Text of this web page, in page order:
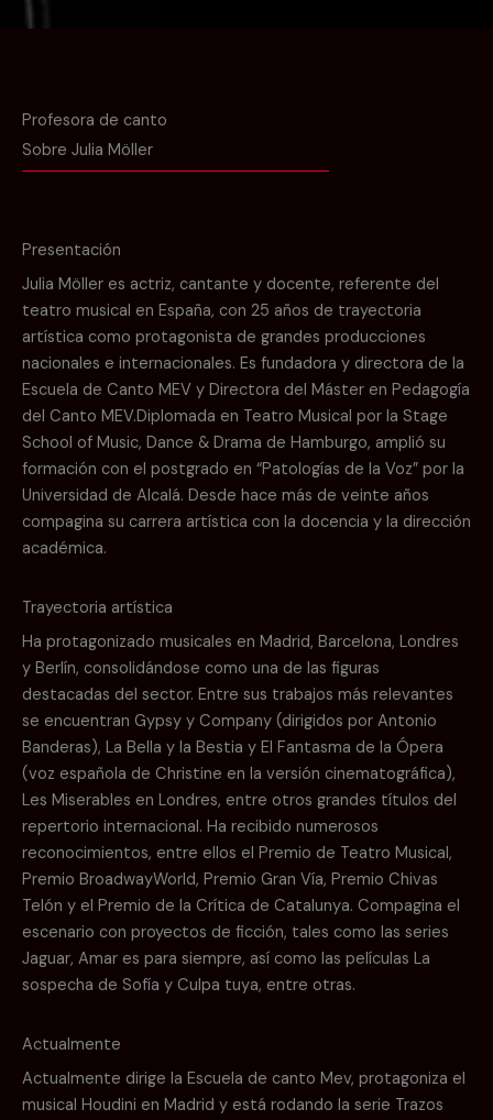
Profesora de canto
Sobre Julia Möller
Presentación
Julia Möller es actriz, cantante y docente, referente del
teatro musical en España, con 25 años de trayectoria
artística como protagonista de grandes producciones
nacionales e internacionales. Es fundadora y directora de la
Escuela de Canto MEV y Directora del Máster en Pedagogía
del Canto MEV.Diplomada en Teatro Musical por la Stage
School of Music, Dance & Drama de Hamburgo, amplió su
formación con el postgrado en “Patologías de la Voz” por la
Universidad de Alcalá. Desde hace más de veinte años
compagina su carrera artística con la docencia y la dirección
académica.
Trayectoria artística
Ha protagonizado musicales en Madrid, Barcelona, Londres
y Berlín, consolidándose como una de las figuras
destacadas del sector. Entre sus trabajos más relevantes
se encuentran Gypsy y Company (dirigidos por Antonio
Banderas), La Bella y la Bestia y El Fantasma de la Ópera
(voz española de Christine en la versión cinematográfica),
Les Miserables en Londres, entre otros grandes títulos del
repertorio internacional. Ha recibido numerosos
reconocimientos, entre ellos el Premio de Teatro Musical,
Premio BroadwayWorld, Premio Gran Vía, Premio Chivas
Telón y el Premio de la Crítica de Catalunya. Compagina el
escenario con proyectos de ficción, tales como las series
Jaguar, Amar es para siempre, así como las películas La
sospecha de Sofía y Culpa tuya, entre otras.
Actualmente
Actualmente dirige la Escuela de canto Mev, protagoniza el
musical Houdini en Madrid y está rodando la serie Trazos